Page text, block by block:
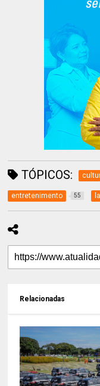
TÓPICOS:
entretenimento 55
Relacionadas